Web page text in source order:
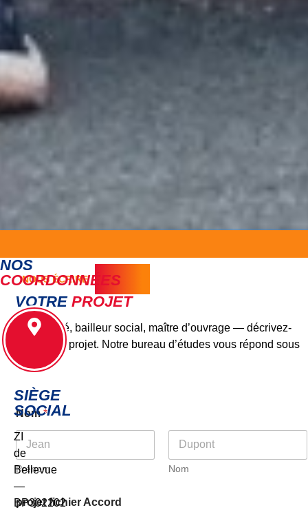
NOUS ÉCRIRE
VOTREPROJET
Collectivité, bailleur social, maître d’ouvrage — décrivez-
nous votre projet. Notre bureau d’études vous répond sous
48h.
Nom*
Prénom Nom
projet fichier Accord
NOS
COORDONNÉES
SIÈGE
SOCIAL
ZI
de
Bellevue
—
BP302202